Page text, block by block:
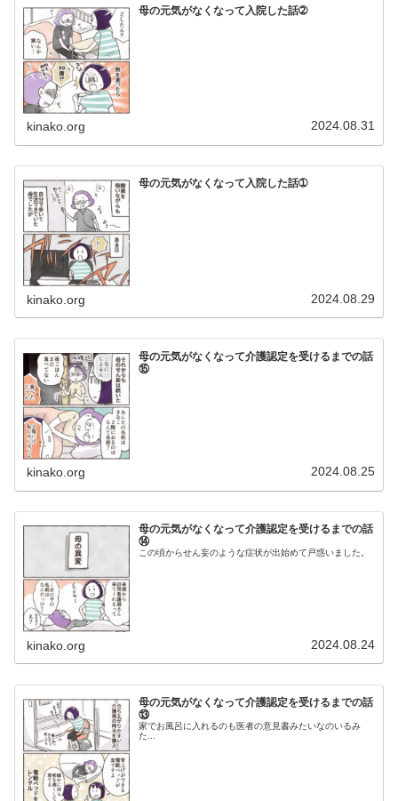
母の元気がなくなって入院した話➁
kinako.org 2024.08.31
母の元気がなくなって入院した話➀
kinako.org 2024.08.29
母の元気がなくなって介護認定を受けるまでの話
⑮
kinako.org 2024.08.25
母の元気がなくなって介護認定を受けるまでの話
⑭
この頃からせん妄のような症状が出始めて戸惑いました。
kinako.org 2024.08.24
母の元気がなくなって介護認定を受けるまでの話
⑬
家でお風呂に入れるのも医者の意見書みたいなのいるみ
た...